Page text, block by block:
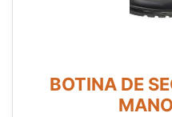
BOTINA DE